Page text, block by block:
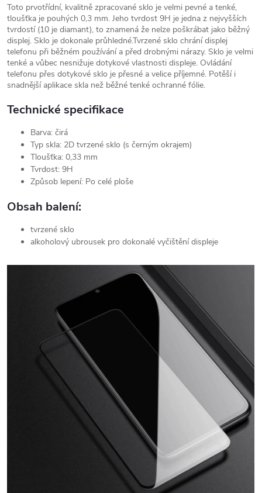
Toto prvotřídní, kvalitně zpracované sklo je velmi pevné a tenké,
tloušťka je pouhých 0,3 mm. Jeho tvrdost 9H je jedna z nejvyšších
tvrdostí (10 je diamant), to znamená že nelze poškrábat jako běžný
displej. Sklo je dokonale průhledné.Tvrzené sklo chrání displej
telefonu při běžném používání a před drobnými nárazy. Sklo je velmi
tenké a vůbec nesnižuje dotykové vlastnosti displeje. Ovládání
telefonu přes dotykové sklo je přesné a velice příjemné. Potěší i
snadnější aplikace skla než běžné tenké ochranné fólie.
Technické specifikace
Barva: čirá
Typ skla: 2D tvrzené sklo (s černým okrajem)
Tloušťka: 0,33 mm
Tvrdost: 9H
Způsob lepení: Po celé ploše
Obsah balení:
tvrzené sklo
alkoholový ubrousek pro dokonalé vyčištění displeje